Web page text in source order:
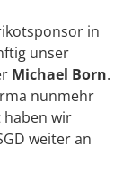
in
unser
Michael Born.
nunmehr
haben wir
weiter an